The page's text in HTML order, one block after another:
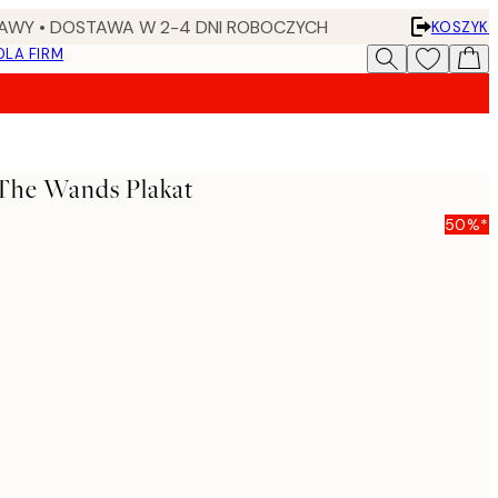
• DOSTAWA W 2-4 DNI ROBOCZYCH
KOSZYK
FIRM
Wands Plakat
50%*